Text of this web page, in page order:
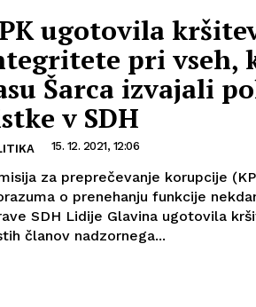
ugotovila
pri vseh,
Šarca izvajali
v SDH
15. 12. 2021, 12:06
za preprečevanje korupcije
o prenehanju funkcije
SDH Lidije Glavina ugotovila
članov nadzornega...